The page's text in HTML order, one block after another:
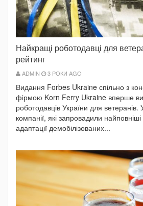
Найкращі роботодавці для
рейтинг
ADMIN 3 РОКИ AGO
Видання Forbes Ukraine спільно з
фірмою Korn Ferry Ukraine вперше
роботодавців України для ветеранів.
компанії, які запровадили
адаптації демобілізованих...